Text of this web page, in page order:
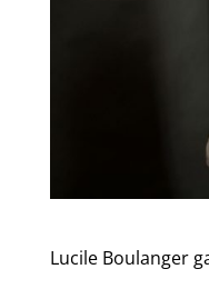
Lucile Boulanger